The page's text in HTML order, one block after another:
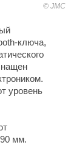
JMC
ключа,
уровень
мм.